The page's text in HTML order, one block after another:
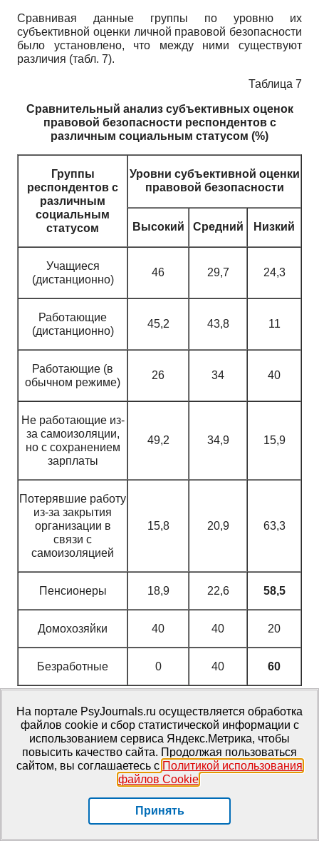
Сравнивая данные группы по уровню их
субъективной оценки личной правовой безопасности
было установлено, что между ними существуют
различия (табл. 7).
Таблица 7
Сравнительный анализ субъективных оценок
правовой безопасности респондентов с
различным социальным статусом (%)
Группы
респондентов с
различным
социальным
статусом
Уровни субъективной оценки
правовой безопасности
Высокий Средний Низкий
Учащиеся
(дистанционно)
46 29,7 24,3
Работающие
(дистанционно)
45,2 43,8 11
Работающие (в
обычном режиме)
26 34 40
Не работающие из-
за самоизоляции,
но с сохранением
зарплаты
49,2 34,9 15,9
Потерявшие работу
из-за закрытия
организации в
связи с
самоизоляцией
15,8 20,9 63,3
Пенсионеры 18,9 22,6 58,5
Домохозяйки 40 40 20
Безработные 0 40 60
Необходимо отметить, что существует взаимосвязь
между оценкой психологической безопасности и
оценкой правовой безопасности. Группы
респондентов, работающих в обычном режиме,
потерявших работу, пенсионеров, безработных в
наименьшей степени чувствуют свою правовую
защищенность, что коррелирует с показателями
субъективных оценок психологической безопасности.
Выводы
На портале PsyJournals.ru осуществляется обработка
файлов cookie и сбор статистической информации с
использованием сервиса Яндекс.Метрика, чтобы
повысить качество сайта. Продолжая пользоваться
сайтом, вы соглашаетесь с Политикой использования
файлов Cookie.
Принять